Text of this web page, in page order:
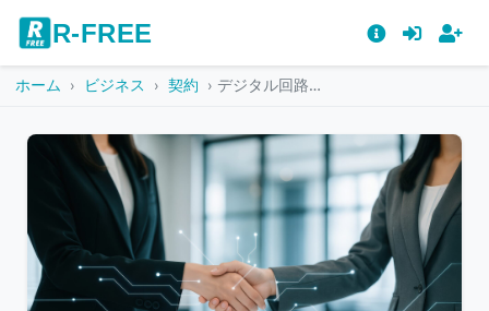
R-FREE
ホーム ビジネス 契約 デジタル回路エフェクトと握手するビジネスウーマン